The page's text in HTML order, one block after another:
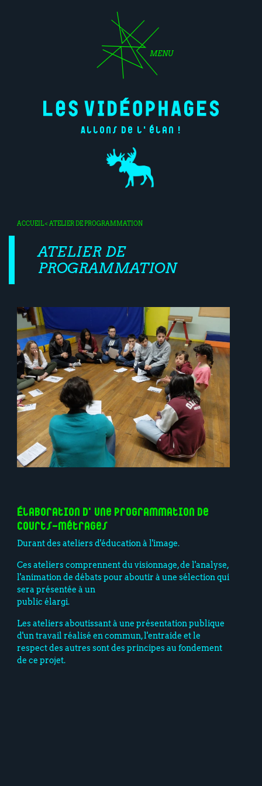
MENU
Allons de l'élan !
ACCUEIL< ATELIER DE PROGRAMMATION
ATELIER DE
PROGRAMMATION
Élaboration d'une programmation de
courts-métrages
Durant des ateliers d'éducation à l'image.
Ces ateliers comprennent du visionnage, de l'analyse,
l'animation de débats pour aboutir à une sélection qui
sera présentée à un
public élargi.
Les ateliers aboutissant à une présentation publique
d'un travail réalisé en commun, l'entraide et le
respect des autres sont des principes au fondement
de ce projet.